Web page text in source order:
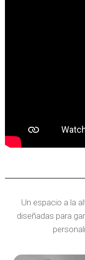
Un espacio a la
diseñadas para